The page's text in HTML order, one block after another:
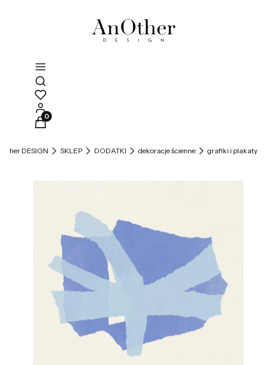
Otwórz wyszukiwarkę
Produkty w koszyku: 0. Zobacz szczegóły
DESIGN SKLEP DODATKI dekoracje ścienne grafiki i plakaty